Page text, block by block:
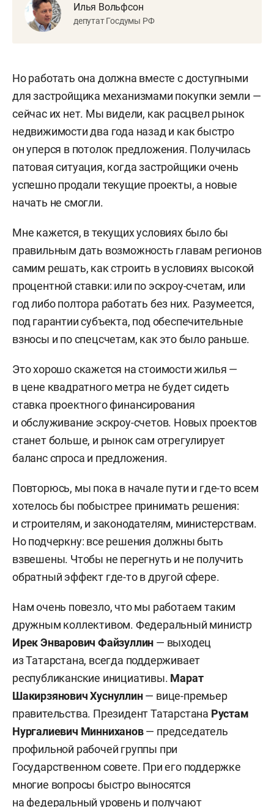
Илья Вольфсон
депутат Госдумы РФ
Но работать она должна вместе с доступными
для застройщика механизмами покупки земли —
сейчас их нет. Мы видели, как расцвел рынок
недвижимости два года назад и как быстро
он уперся в потолок предложения. Получилась
патовая ситуация, когда застройщики очень
успешно продали текущие проекты, а новые
начать не смогли.
Мне кажется, в текущих условиях было бы
правильным дать возможность главам регионов
самим решать, как строить в условиях высокой
процентной ставки: или по эскроу-счетам, или
год либо полтора работать без них. Разумеется,
под гарантии субъекта, под обеспечительные
взносы и по спецсчетам, как это было раньше.
Это хорошо скажется на стоимости жилья —
в цене квадратного метра не будет сидеть
ставка проектного финансирования
и обслуживание эскроу-счетов. Новых проектов
станет больше, и рынок сам отрегулирует
баланс спроса и предложения.
Повторюсь, мы пока в начале пути и где-то всем
хотелось бы побыстрее принимать решения:
и строителям, и законодателям, министерствам.
Но подчеркну: все решения должны быть
взвешены. Чтобы не перегнуть и не получить
обратный эффект где-то в другой сфере.
Нам очень повезло, что мы работаем таким
дружным коллективом. Федеральный министр
Ирек Энварович Файзуллин — выходец
из Татарстана, всегда поддерживает
республиканские инициативы. Марат
Шакирзянович Хуснуллин— вице-премьер
правительства. Президент Татарстана Рустам
Нургалиевич Минниханов— председатель
профильной рабочей группы при
Государственном совете. При его поддержке
многие вопросы быстро выносятся
на федеральный уровень и получают